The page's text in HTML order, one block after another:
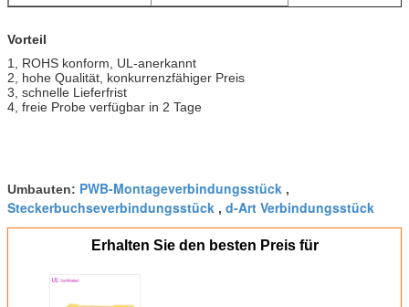
Vorteil
1, ROHS konform, UL-anerkannt
2, hohe Qualität, konkurrenzfähiger Preis
3, schnelle Lieferfrist
4, freie Probe verfügbar in 2 Tage
Umbauten: PWB-Montageverbindungsstück ,
Steckerbuchseverbindungsstück , d-Art Verbindungsstück
Erhalten Sie den besten Preis für